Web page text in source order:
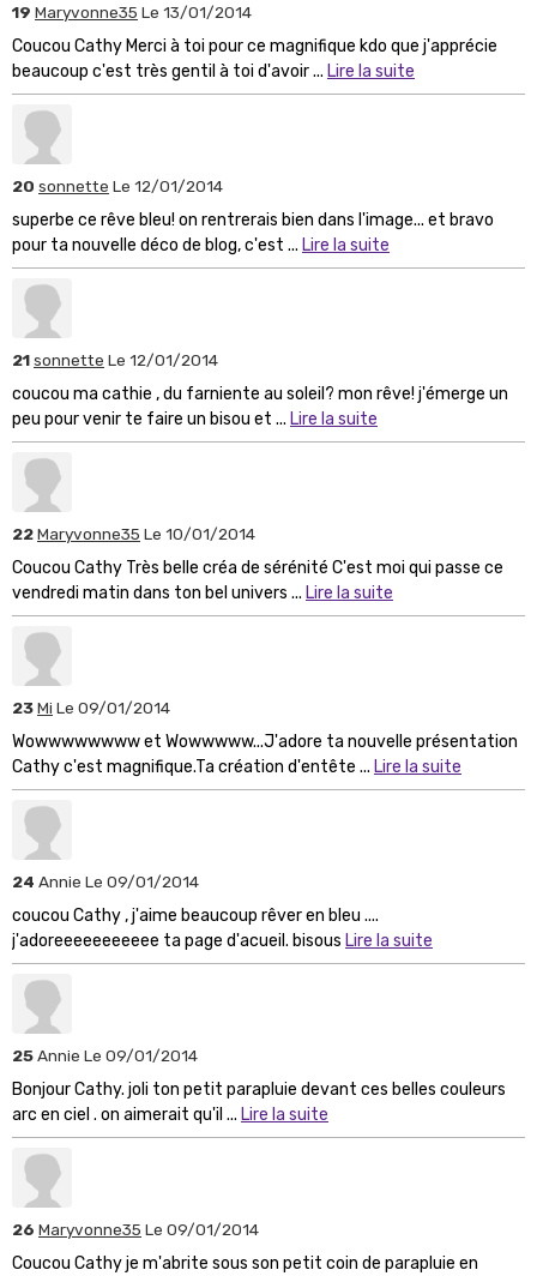
19 Maryvonne35 Le 13/01/2014
Coucou Cathy Merci à toi pour ce magnifique kdo que j'apprécie
beaucoup c'est très gentil à toi d'avoir ... Lire la suite
20 sonnette Le 12/01/2014
superbe ce rêve bleu! on rentrerais bien dans l'image... et bravo
pour ta nouvelle déco de blog, c'est ... Lire la suite
21sonnette Le 12/01/2014
coucou ma cathie , du farniente au soleil? mon rêve! j'émerge un
peu pour venir te faire un bisou et ... Lire la suite
22Maryvonne35 Le 10/01/2014
Coucou Cathy Très belle créa de sérénité C'est moi qui passe ce
vendredi matin dans ton bel univers ... Lire la suite
23Mi Le 09/01/2014
Wowwwwwwww et Wowwwww...J'adore ta nouvelle présentation
Cathy c'est magnifique.Ta création d'entête ... Lire la suite
24 Annie Le 09/01/2014
coucou Cathy , j'aime beaucoup rêver en bleu ....
j'adoreeeeeeeeeee ta page d'acueil. bisous Lire la suite
25Annie Le 09/01/2014
Bonjour Cathy. joli ton petit parapluie devant ces belles couleurs
arc en ciel . on aimerait qu'il ... Lire la suite
26 Maryvonne35 Le 09/01/2014
Coucou Cathy je m'abrite sous son petit coin de parapluie en